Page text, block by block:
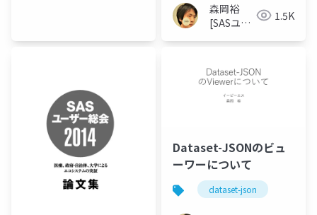
森岡裕
[SASユー
1.5K
Dataset-JSONのビュ
ーワーについて
dataset-json